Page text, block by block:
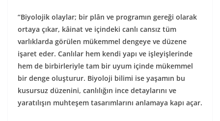
“Biyolojik olaylar; bir plân ve programın gereği olarak
ortaya çıkar, kâinat ve içindeki canlı cansız tüm
varlıklarda görülen mükemmel dengeye ve düzene
işaret eder. Canlılar hem kendi yapı ve işleyişlerinde
hem de birbirleriyle tam bir uyum içinde mükemmel
bir denge oluşturur. Biyoloji bilimi ise yaşamın bu
kusursuz düzenini, canlılığın ince detaylarını ve
yaratılışın muhteşem tasarımlarını anlamaya kapı açar.